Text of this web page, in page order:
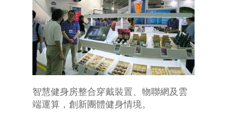
智慧健身房整合穿戴裝置、物聯網及雲
端運算，創新團體健身情境。